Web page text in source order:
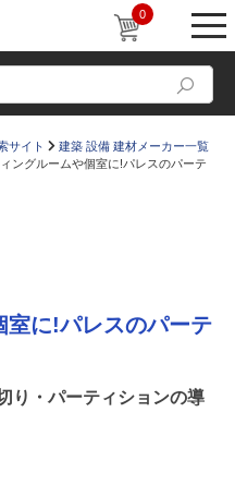
0
コラム
販売・施工代理店募集
サイト
建築 設備 建材メーカー一覧
ィングルームや個室に!パレスのパーテ
室に!パレスのパーテ
り・パーティションの導